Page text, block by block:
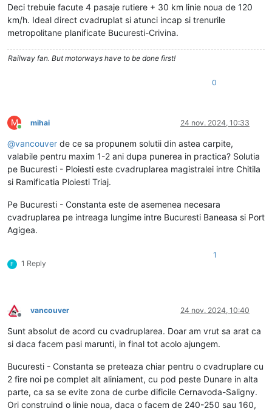
Deci trebuie facute 4 pasaje rutiere + 30 km linie noua de 120
km/h. Ideal direct cvadruplat si atunci incap si trenurile
metropolitane planificate Bucuresti-Crivina.
Railway fan. But motorways have to be done first!
0
M
Conectat
mihai 24 nov. 2024, 10:33
@vancouver de ce sa propunem solutii din astea carpite,
valabile pentru maxim 1-2 ani dupa punerea in practica? Solutia
pe Bucuresti - Ploiesti este cvadruplarea magistralei intre Chitila
si Ramificatia Ploiesti Triaj.
Pe Bucuresti - Constanta este de asemenea necesara
cvadruplarea pe intreaga lungime intre Bucuresti Baneasa si Port
Agigea.
F 1 Reply
1
Deconectat
vancouver 24 nov. 2024, 10:40
Sunt absolut de acord cu cvadruplarea. Doar am vrut sa arat ca
si daca facem pasi marunti, in final tot acolo ajungem.
Bucuresti - Constanta se preteaza chiar pentru o cvadruplare cu
2 fire noi pe complet alt aliniament, cu pod peste Dunare in alta
parte, ca sa se evite zona de curbe dificile Cernavoda-Saligny.
Ori construind o linie noua, daca o facem de 240-250 sau 160,